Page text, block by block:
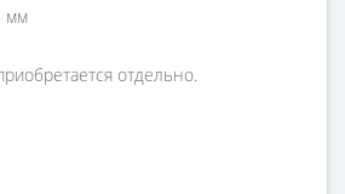
мм
отдельно.